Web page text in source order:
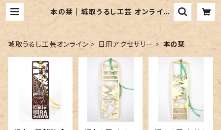
本の栞 | 城取うるし工芸 オンライン
城取うるし工芸オンライン 日用アクセサリー 本の栞